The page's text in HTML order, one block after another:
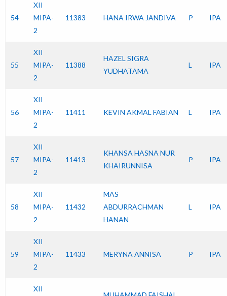
54
XII
MIPA-
2
11383 HANA IRWA JANDIVA P IPA
55
XII
MIPA-
2
11388
HAZEL SIGRA
YUDHATAMA
L IPA
56
XII
MIPA-
2
11411 KEVIN AKMAL FABIAN L IPA
57
XII
MIPA-
2
11413
KHANSA HASNA NUR
KHAIRUNNISA
P IPA
58
XII
MIPA-
2
11432
MAS
ABDURRACHMAN
HANAN
L IPA
59
XII
MIPA-
2
11433 MERYNA ANNISA P IPA
XII